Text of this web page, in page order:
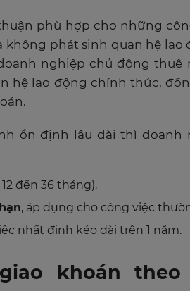
phù hợp cho những
phát sinh quan hệ lao
nghiệp chủ động thuê
hệ lao động chính thức,
ổn định lâu dài thì doanh
đến 36 tháng).
, áp dụng cho công việc
nhất định kéo dài trên 1 năm.
khoán